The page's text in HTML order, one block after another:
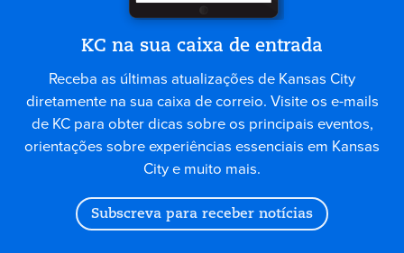
KC na sua caixa de entrada
Receba as últimas atualizações de Kansas City
diretamente na sua caixa de correio. Visite os e-mails
de KC para obter dicas sobre os principais eventos,
orientações sobre experiências essenciais em Kansas
City e muito mais.
Subscreva para receber notícias